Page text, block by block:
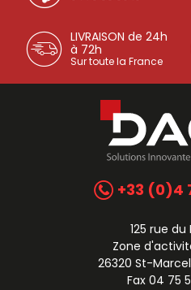
LIVRAISON de 24h
à 72h
Sur toute la France
+33 (0)4
125 rue du
Zone
26320 St-
Fax 04 75